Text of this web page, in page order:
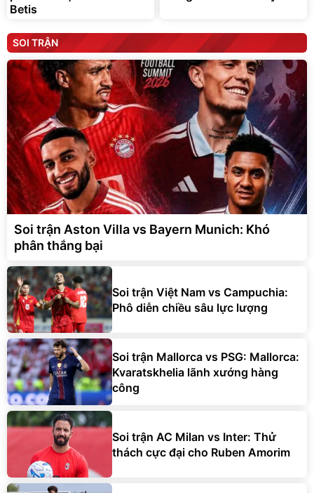
Betis
SOI TRẬN
Soi trận Aston Villa vs Bayern Munich: Khó
phân thắng bại
Soi trận Việt Nam vs Campuchia:
Phô diễn chiều sâu lực lượng
Soi trận Mallorca vs PSG: Mallorca:
Kvaratskhelia lãnh xướng hàng
công
Soi trận AC Milan vs Inter: Thử
thách cực đại cho Ruben Amorim